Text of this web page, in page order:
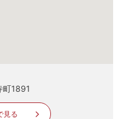
町1891
見る